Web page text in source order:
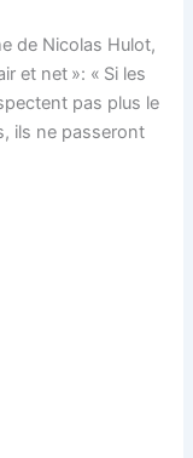
de Nicolas Hulot,
et net »: « Si les
pas plus le
ils ne passeront